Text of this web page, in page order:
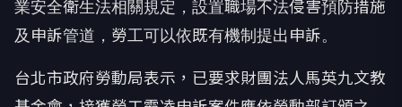
業安全衛生法相關規定，設置職場不法侵害預防措施
及申訴管道，勞工可以依既有機制提出申訴。
台北市政府勞動局表示，已要求財團法人馬英九文教